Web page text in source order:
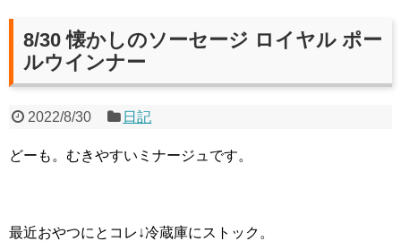
8/30 懐かしのソーセージ ロイヤル ポー
ルウインナー
2022/8/30 日記
どーも。むきやすいミナージュです。
最近おやつにとコレ↓冷蔵庫にストック。